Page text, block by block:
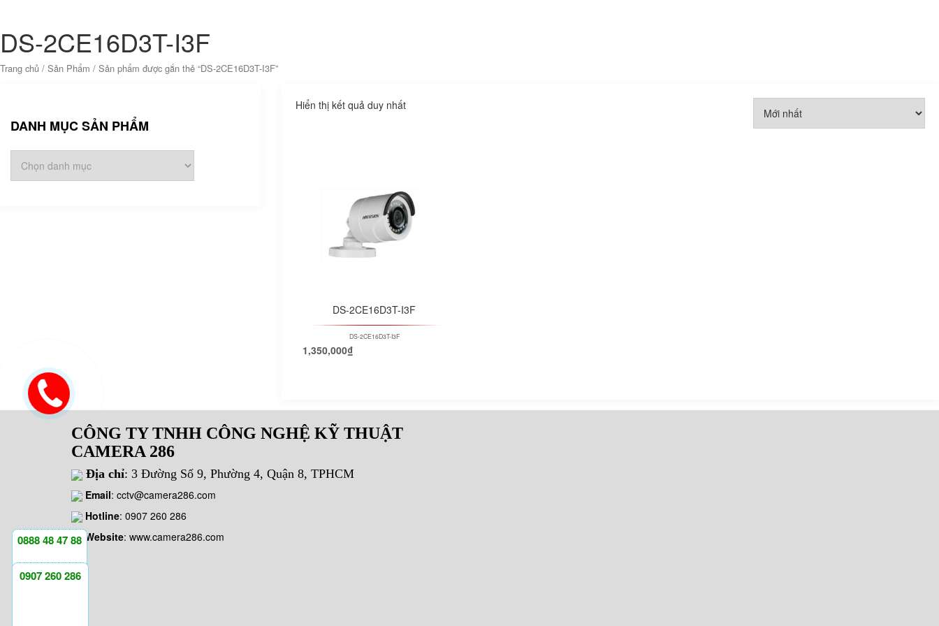
DS-2CE16D3T-I3F
Trang chủ / Sản Phẩm / Sản phẩm được gắn thẻ “DS-2CE16D3T-I3F”
Hiển thị kết quả duy nhất
DS-2CE16D3T-I3F
DS-2CE16D3T-I3F
1,350,000₫
DANH MỤC SẢN PHẨM
CÔNG TY TNHH CÔNG NGHỆ KỸ THUẬT
CAMERA 286
Địa chỉ: 3 Đường Số 9, Phường 4, Quận 8, TPHCM
Email: cctv@camera286.com
Hotline: 0907 260 286
Website: www.camera286.com
0888 48 47 88
0907 260 286